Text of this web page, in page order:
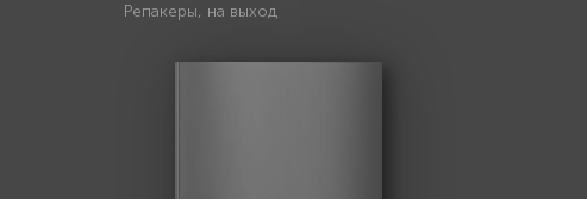
Репакеры, на выход